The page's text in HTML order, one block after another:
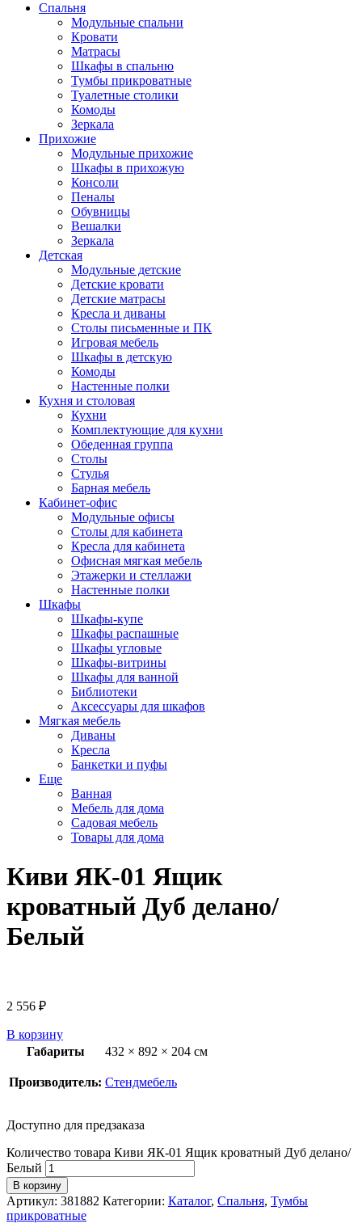
Спальня
Модульные спальни
Кровати
Матрасы
Шкафы в спальню
Тумбы прикроватные
Туалетные столики
Комоды
Зеркала
Прихожие
Модульные прихожие
Шкафы в прихожую
Консоли
Пеналы
Обувницы
Вешалки
Зеркала
Детская
Модульные детские
Детские кровати
Детские матрасы
Кресла и диваны
Столы письменные и ПК
Игровая мебель
Шкафы в детскую
Комоды
Настенные полки
Кухня и столовая
Кухни
Комплектующие для кухни
Обеденная группа
Столы
Стулья
Барная мебель
Кабинет-офис
Модульные офисы
Столы для кабинета
Кресла для кабинета
Офисная мягкая мебель
Этажерки и стеллажи
Настенные полки
Шкафы
Шкафы-купе
Шкафы распашные
Шкафы угловые
Шкафы-витрины
Шкафы для ванной
Библиотеки
Аксессуары для шкафов
Мягкая мебель
Диваны
Кресла
Банкетки и пуфы
Еще
Ванная
Мебель для дома
Садовая мебель
Товары для дома
Киви ЯК-01 Ящик
кроватный Дуб делано/
Белый
2 556 ₽
В корзину
Габариты
432 × 892 × 204 см
Производитель: Стендмебель
Доступно для предзаказа
Количество товара Киви ЯК-01 Ящик кроватный Дуб делано/
Белый
В корзину
Артикул: 381882 Категории: Каталог, Спальня, Тумбы
прикроватные